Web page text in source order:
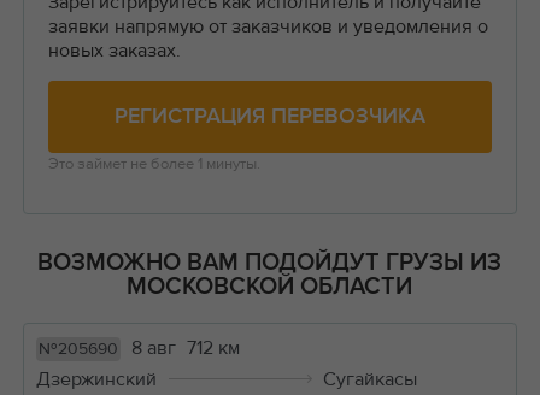
заявки напрямую от заказчиков и уведомления о
новых заказах.
РЕГИСТРАЦИЯ ПЕРЕВОЗЧИКА
Это займет не более 1 минуты.
ВОЗМОЖНО ВАМ ПОДОЙДУТ ГРУЗЫ ИЗ
МОСКОВСКОЙ ОБЛАСТИ
№205690 8 авг 712 км
Дзержинский
Сугайкасы